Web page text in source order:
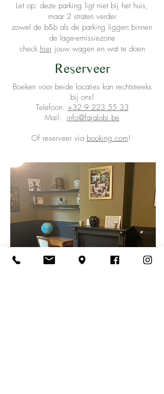
Let op: deze parking ligt niet bij het huis,
maar 2 straten verder
zowel de b&b als de parking liggen binnen
de lage-emissiezone
check hierjouw wagen en wat te doen
Reserveer
Boeken voor beide locaties kan rechtstreeks
bij ons!
Telefoon: +32 9 223 55 33
Mail: info@fajalobi.be
Of reserveer via booking.com!